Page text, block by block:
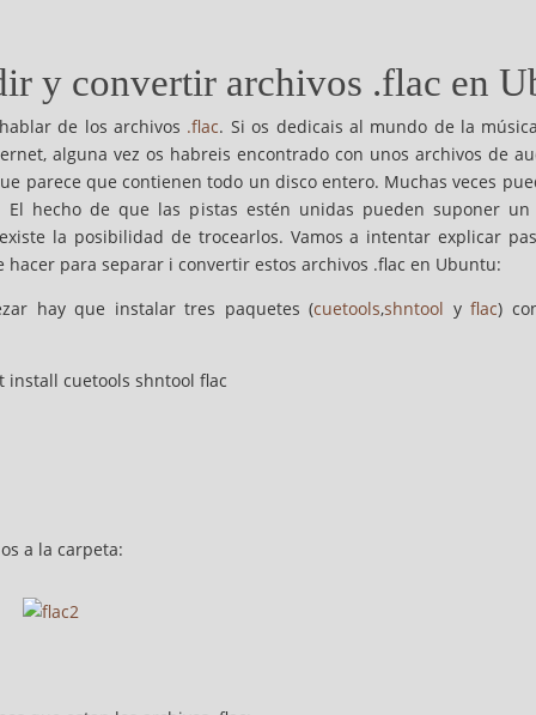
y convertir archivos .flac en
de los archivos .flac. Si os dedicais al mundo de la
alguna vez os habreis encontrado con unos archivos de
parece que contienen todo un disco entero. Muchas veces
El hecho de que las pistas estén unidas pueden suponer un
la posibilidad de trocearlos. Vamos a intentar explicar
hacer para separar i convertir estos archivos .flac en Ubuntu:
hay que instalar tres paquetes (cuetools,shntool yflac)
install cuetools shntool flac
a la carpeta: